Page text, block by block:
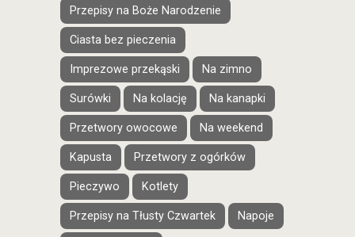
Przepisy na Boże Narodzenie
Ciasta bez pieczenia
Imprezowe przekąski Na zimno
Surówki Na kolację Na kanapki
Przetwory owocowe Na weekend
Kapusta Przetwory z ogórków
Pieczywo Kotlety
Przepisy na Tłusty Czwartek Napoje